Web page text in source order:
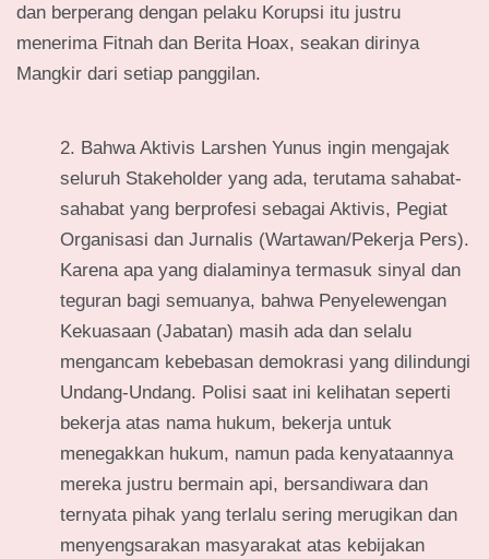
dan berperang dengan pelaku Korupsi itu justru
menerima Fitnah dan Berita Hoax, seakan dirinya
Mangkir dari setiap panggilan.
Bahwa Aktivis Larshen Yunus ingin mengajak
seluruh Stakeholder yang ada, terutama sahabat-
sahabat yang berprofesi sebagai Aktivis, Pegiat
Organisasi dan Jurnalis (Wartawan/Pekerja Pers).
Karena apa yang dialaminya termasuk sinyal dan
teguran bagi semuanya, bahwa Penyelewengan
Kekuasaan (Jabatan) masih ada dan selalu
mengancam kebebasan demokrasi yang dilindungi
Undang-Undang. Polisi saat ini kelihatan seperti
bekerja atas nama hukum, bekerja untuk
menegakkan hukum, namun pada kenyataannya
mereka justru bermain api, bersandiwara dan
ternyata pihak yang terlalu sering merugikan dan
menyengsarakan masyarakat atas kebijakan